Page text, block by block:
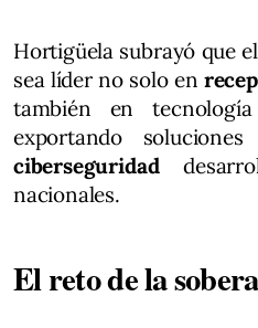
Hortigüela subrayó que
sea líder no solo en
también en
exportando
ciberseguridad
nacionales.
El reto de la